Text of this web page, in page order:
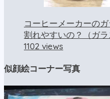
コーヒーメーカーの
割れやすいの？（ガラ
1102 views
似顔絵コーナー写真